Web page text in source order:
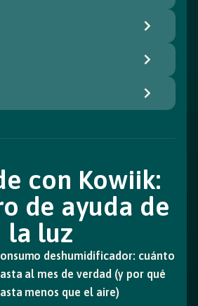
con Kowiik:
de ayuda de
la luz
deshumidificador: cuánto
al mes de verdad (y por qué
menos que el aire)